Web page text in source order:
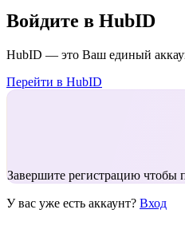
Войдите в HubID
HubID — это Ваш единый
Перейти в HubID
Завершите регистрацию чтобы
У вас уже есть аккаунт? Вход